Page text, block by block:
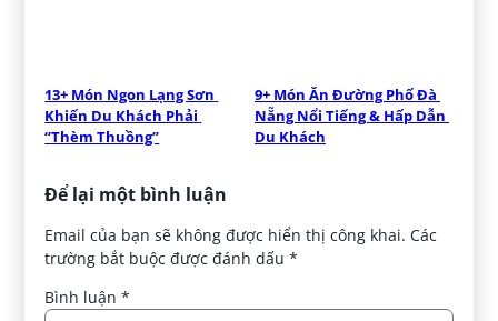
13+ Món Ngon Lạng Sơn
Khiến Du Khách Phải
“Thèm Thuồng”
9+ Món Ăn Đường Phố Đà
Nẵng Nổi Tiếng & Hấp Dẫn
Du Khách
Để lại một bình luận
Email của bạn sẽ không được hiển thị công khai. Các
trường bắt buộc được đánh dấu*
Bình luận*